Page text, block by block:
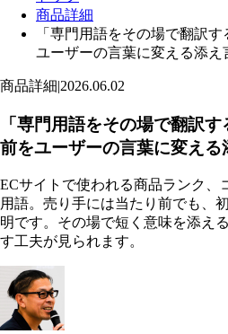
商品詳細
「専門用語をその場で翻訳
ユーザーの言葉に変える添え
商品詳細|2026.06.02
「専門用語をその場で翻訳
前をユーザーの言葉に変える
ECサイトで使われる商品ランク、
用語。売り手には当たり前でも、
明です。その場で短く意味を添え
す工夫が見られます。